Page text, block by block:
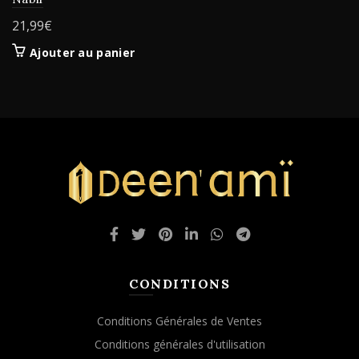
21,99€
Ajouter au panier
CONDITIONS
Conditions Générales de Ventes
Conditions générales d'utilisation